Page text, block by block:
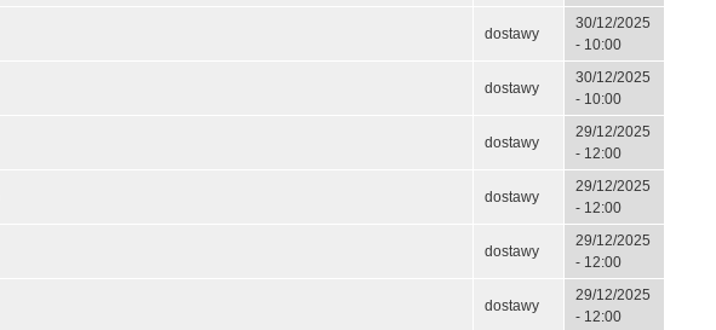
dostawy
30/12/2025
- 10:00
dostawy
30/12/2025
- 10:00
dostawy
29/12/2025
- 12:00
dostawy
29/12/2025
- 12:00
dostawy
29/12/2025
- 12:00
dostawy
29/12/2025
- 12:00